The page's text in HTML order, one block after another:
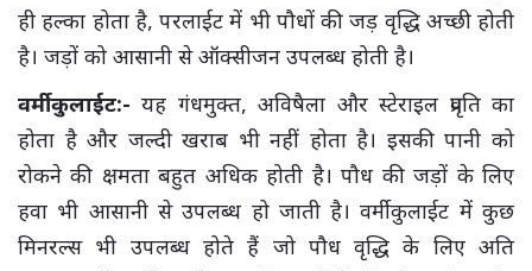
ही हल्का होता है, परलाईट में भी पौधों की जड़ वृद्धि अच्छी होती
है। जड़ों को आसानी से ऑक्सीजन उपलब्ध होती है।
वर्मीकुलाईट:- यह गंधमुक्त, अविषैला और स्टेराइल प्रवृति का
होता है और जल्दी खराब भी नहीं होता है। इसकी पानी को
रोकने की क्षमता बहुत अधिक होती है। पौध की जड़ों के लिए
हवा भी आसानी से उपलब्ध हो जाती है। वर्मीकुलाईट में कुछ
मिनरल्स भी उपलब्ध होते हैं जो पौध वृद्धि के लिए अति